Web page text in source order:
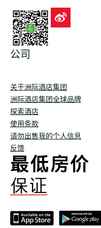
公司
关于洲际酒店集团
洲际酒店集团全球品牌
探索酒店
使用条款
请勿出售我的个人信息
反馈